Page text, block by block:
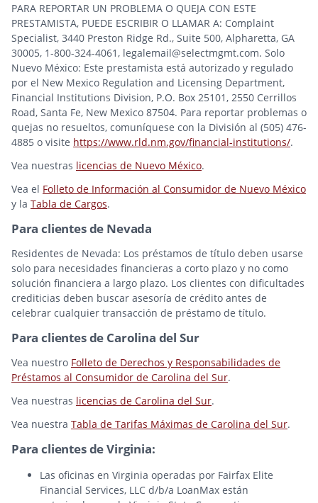
PARA REPORTAR UN PROBLEMA O QUEJA CON ESTE
PRESTAMISTA, PUEDE ESCRIBIR O LLAMAR A: Complaint
Specialist, 3440 Preston Ridge Rd., Suite 500, Alpharetta, GA
30005, 1-800-324-4061, legalemail@selectmgmt.com. Solo
Nuevo México: Este prestamista está autorizado y regulado
por el New Mexico Regulation and Licensing Department,
Financial Institutions Division, P.O. Box 25101, 2550 Cerrillos
Road, Santa Fe, New Mexico 87504. Para reportar problemas o
quejas no resueltos, comuníquese con la División al (505) 476-
4885 o visite https://www.rld.nm.gov/financial-institutions/.
Vea nuestras licencias de Nuevo México.
Vea el Folleto de Información al Consumidor de Nuevo México
y la Tabla de Cargos.
Para clientes de Nevada
Residentes de Nevada: Los préstamos de título deben usarse
solo para necesidades financieras a corto plazo y no como
solución financiera a largo plazo. Los clientes con dificultades
crediticias deben buscar asesoría de crédito antes de
celebrar cualquier transacción de préstamo de título.
Para clientes de Carolina del Sur
Vea nuestro Folleto de Derechos y Responsabilidades de
Préstamos al Consumidor de Carolina del Sur.
Vea nuestras licencias de Carolina del Sur.
Vea nuestra Tabla de Tarifas Máximas de Carolina del Sur.
Para clientes de Virginia:
Las oficinas en Virginia operadas por Fairfax Elite
Financial Services, LLC d/b/a LoanMax están